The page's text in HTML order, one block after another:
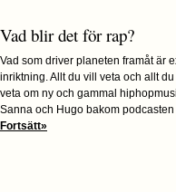
Vad blir det för rap?
Vad som driver planeten framåt är
inriktning. Allt du vill veta och allt
veta om ny och gammal
Sanna och Hugo bakom
Fortsätt»